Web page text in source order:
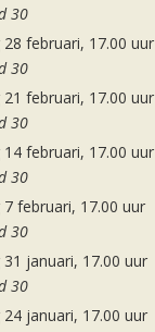
30
februari, 17.00 uur
30
februari, 17.00 uur
30
februari, 17.00 uur
30
februari, 17.00 uur
30
januari, 17.00 uur
30
januari, 17.00 uur